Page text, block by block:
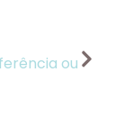
ou